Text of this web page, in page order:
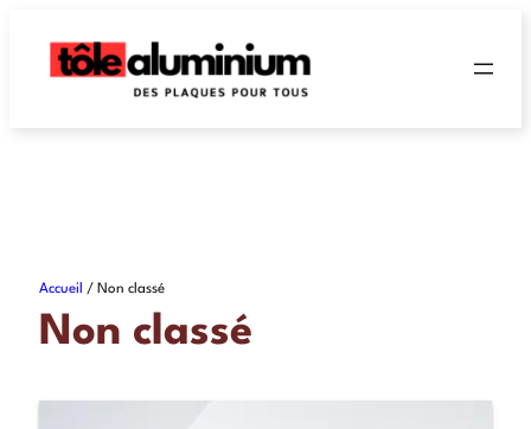
Accueil / Non classé
Non classé